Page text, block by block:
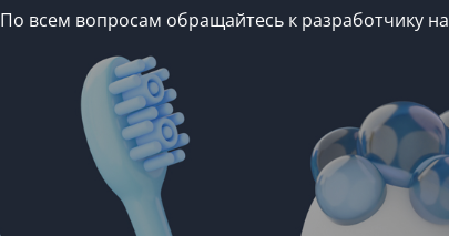
По всем вопросам обращайтесь к разработчику на